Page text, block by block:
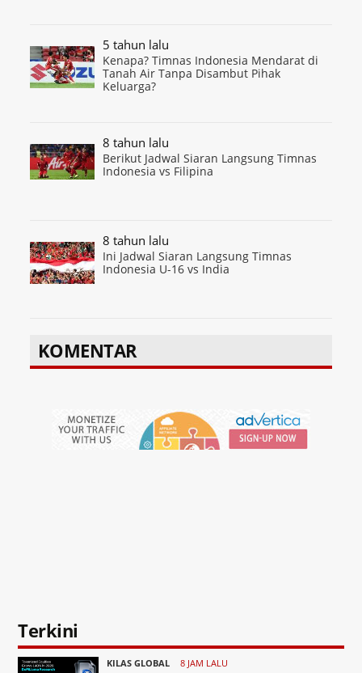
5 tahun lalu
Kenapa? Timnas Indonesia Mendarat di
Tanah Air Tanpa Disambut Pihak
Keluarga?
8 tahun lalu
Berikut Jadwal Siaran Langsung Timnas
Indonesia vs Filipina
8 tahun lalu
Ini Jadwal Siaran Langsung Timnas
Indonesia U-16 vs India
KOMENTAR
Terkini
KILAS GLOBAL 8 JAM LALU